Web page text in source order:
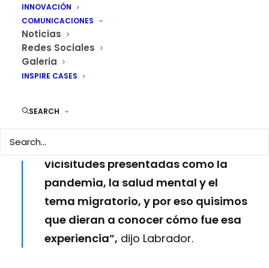
INNOVACIÓN
COMUNICACIONES
Noticias
Redes Sociales
Galeria
INSPIRE CASES
SEARCH
Para la directora ejecutiva de Colombia Líder,
Karem Labrador, lo interesante de este diálogo
consistió en las recomendaciones y experiencias
compartidas a los asistentes a este
“Vemos cómo estos líderes durante
de la incertidumbre por diferentes
vicisitudes presentadas como la
pandemia, la salud mental y el
tema migratorio, y por eso quisimos
que dieran a conocer cómo fue esa
experiencia”, dijo Labrador.